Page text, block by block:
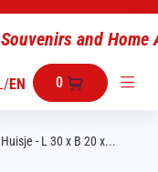
/EN 0
- L 30 x B 20 x...